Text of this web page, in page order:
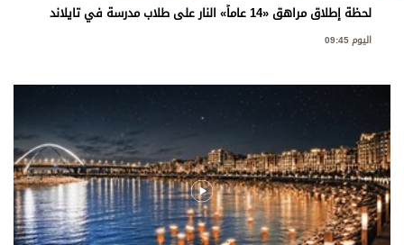
لحظة إطلاق مراهق «14 عاماً» النار على طلاب مدرسة في تايلاند
اليوم 09:45